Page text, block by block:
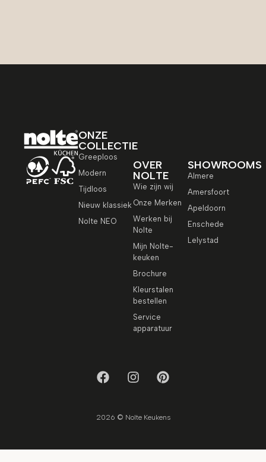
ONZE
COLLECTIE
Greeploos
Modern
Tijdloos
Nieuw klassiek
Nolte NEO
OVER
NOLTE
Wie zijn wij
Onze Merken
Werken bij
Nolte
Mijn Nolte-
keuken
Brochure
Kleurstalen
bestellen
Service
apparatuur
SHOWROOMS
Almere
Amersfoort
Apeldoorn
Enschede
Lelystad
2026 © Nolte Keukens